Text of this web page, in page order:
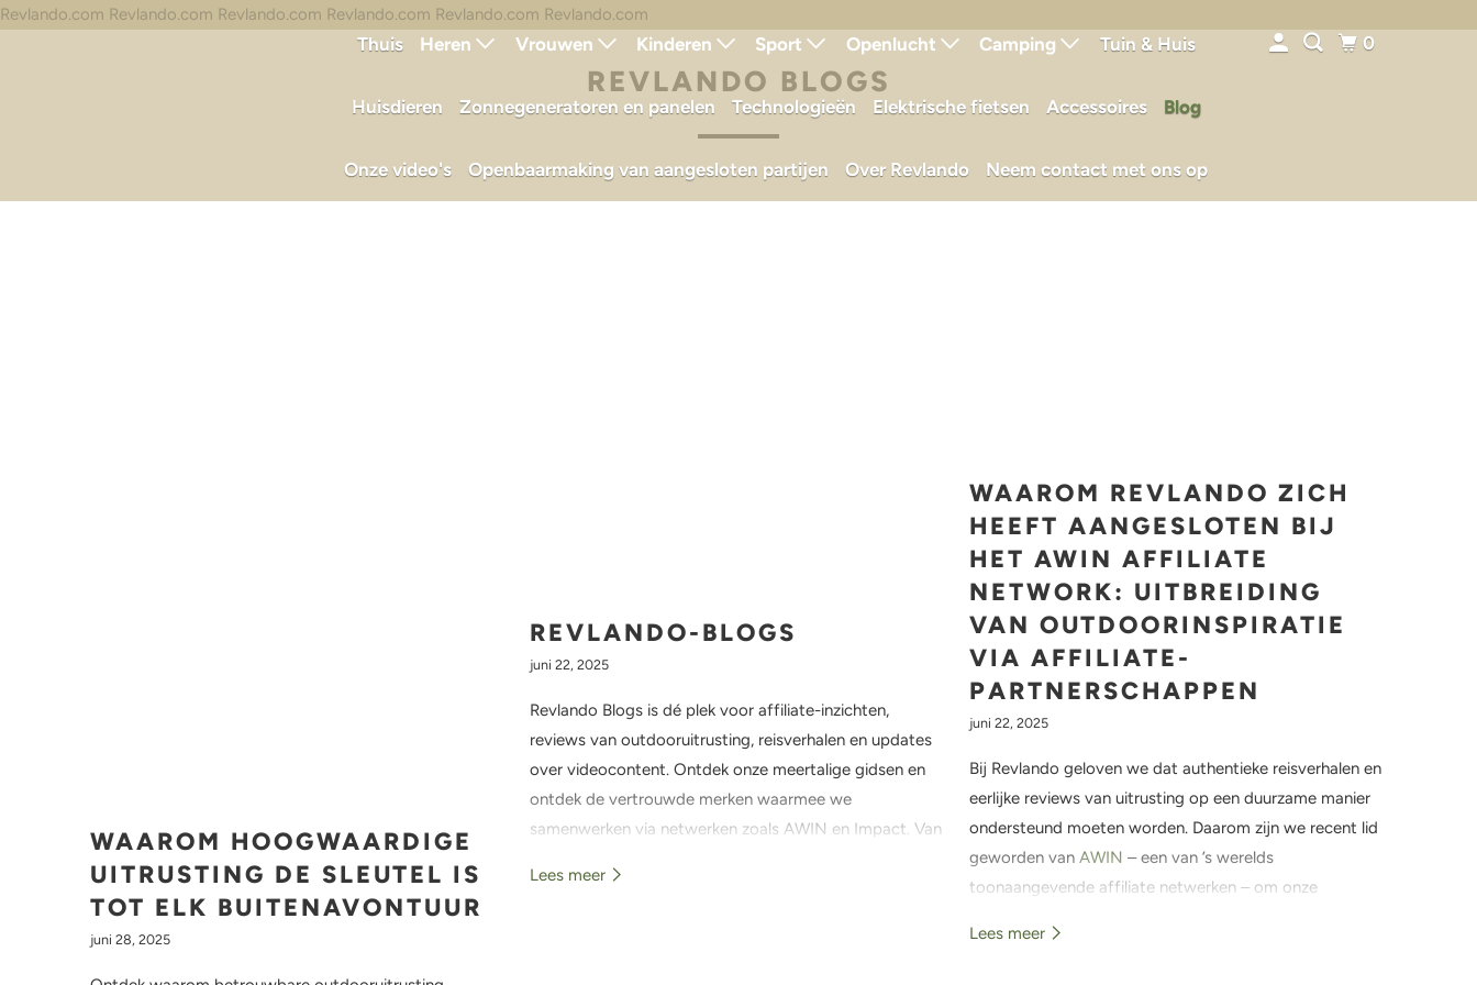
Revlando.com Revlando.com Revlando.com Revlando.com Revlando.com Revlando.com
Thuis Heren Vrouwen Kinderen Sport Openlucht Camping Tuin & Huis
Huisdieren Zonnegeneratoren en panelen Technologieën Elektrische fietsen Accessoires Blog
Onze video's Openbaarmaking van aangesloten partijen Over Revlando Neem contact met ons op
0
REVLANDO BLOGS
WAAROM HOOGWAARDIGE
UITRUSTING DE SLEUTEL IS
TOT ELK BUITENAVONTUUR
juni 28, 2025
REVLANDO-BLOGS
juni 22, 2025
Revlando Blogs is dé plek voor affiliate-inzichten,
reviews van outdooruitrusting, reisverhalen en updates
over videocontent. Ontdek onze meertalige gidsen en
ontdek de vertrouwde merken waarmee we
samenwerken via netwerken zoals AWIN en Impact. Van
hier ontmoet de natuur contentcreatie.
Lees meer
WAAROM REVLANDO ZICH
HEEFT AANGESLOTEN BIJ
HET AWIN AFFILIATE
NETWORK: UITBREIDING
VAN OUTDOORINSPIRATIE
VIA AFFILIATE-
PARTNERSCHAPPEN
juni 22, 2025
Bij Revlando geloven we dat authentieke reisverhalen en
eerlijke reviews van uitrusting op een duurzame manier
ondersteund moeten worden. Daarom zijn we recent lid
geworden van AWIN – een van ’s werelds
toonaangevende affiliate netwerken – om onze
Lees meer